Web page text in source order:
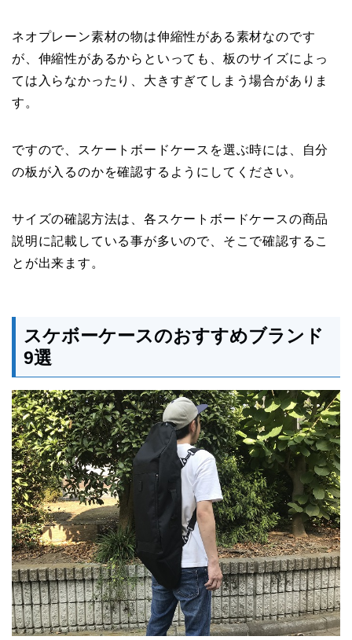
ネオプレーン素材の物は伸縮性がある素材なのです
が、伸縮性があるからといっても、板のサイズによっ
ては入らなかったり、大きすぎてしまう場合がありま
す。
ですので、スケートボードケースを選ぶ時には、自分
の板が入るのかを確認するようにしてください。
サイズの確認方法は、各スケートボードケースの商品
説明に記載している事が多いので、そこで確認するこ
とが出来ます。
スケボーケースのおすすめブランド
9選